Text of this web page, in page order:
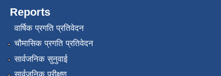
Reports
वार्षिक प्रगति प्रतिवेदन
चौमासिक प्रगति प्रतिवेदन
सार्वजनिक सुनुवाई